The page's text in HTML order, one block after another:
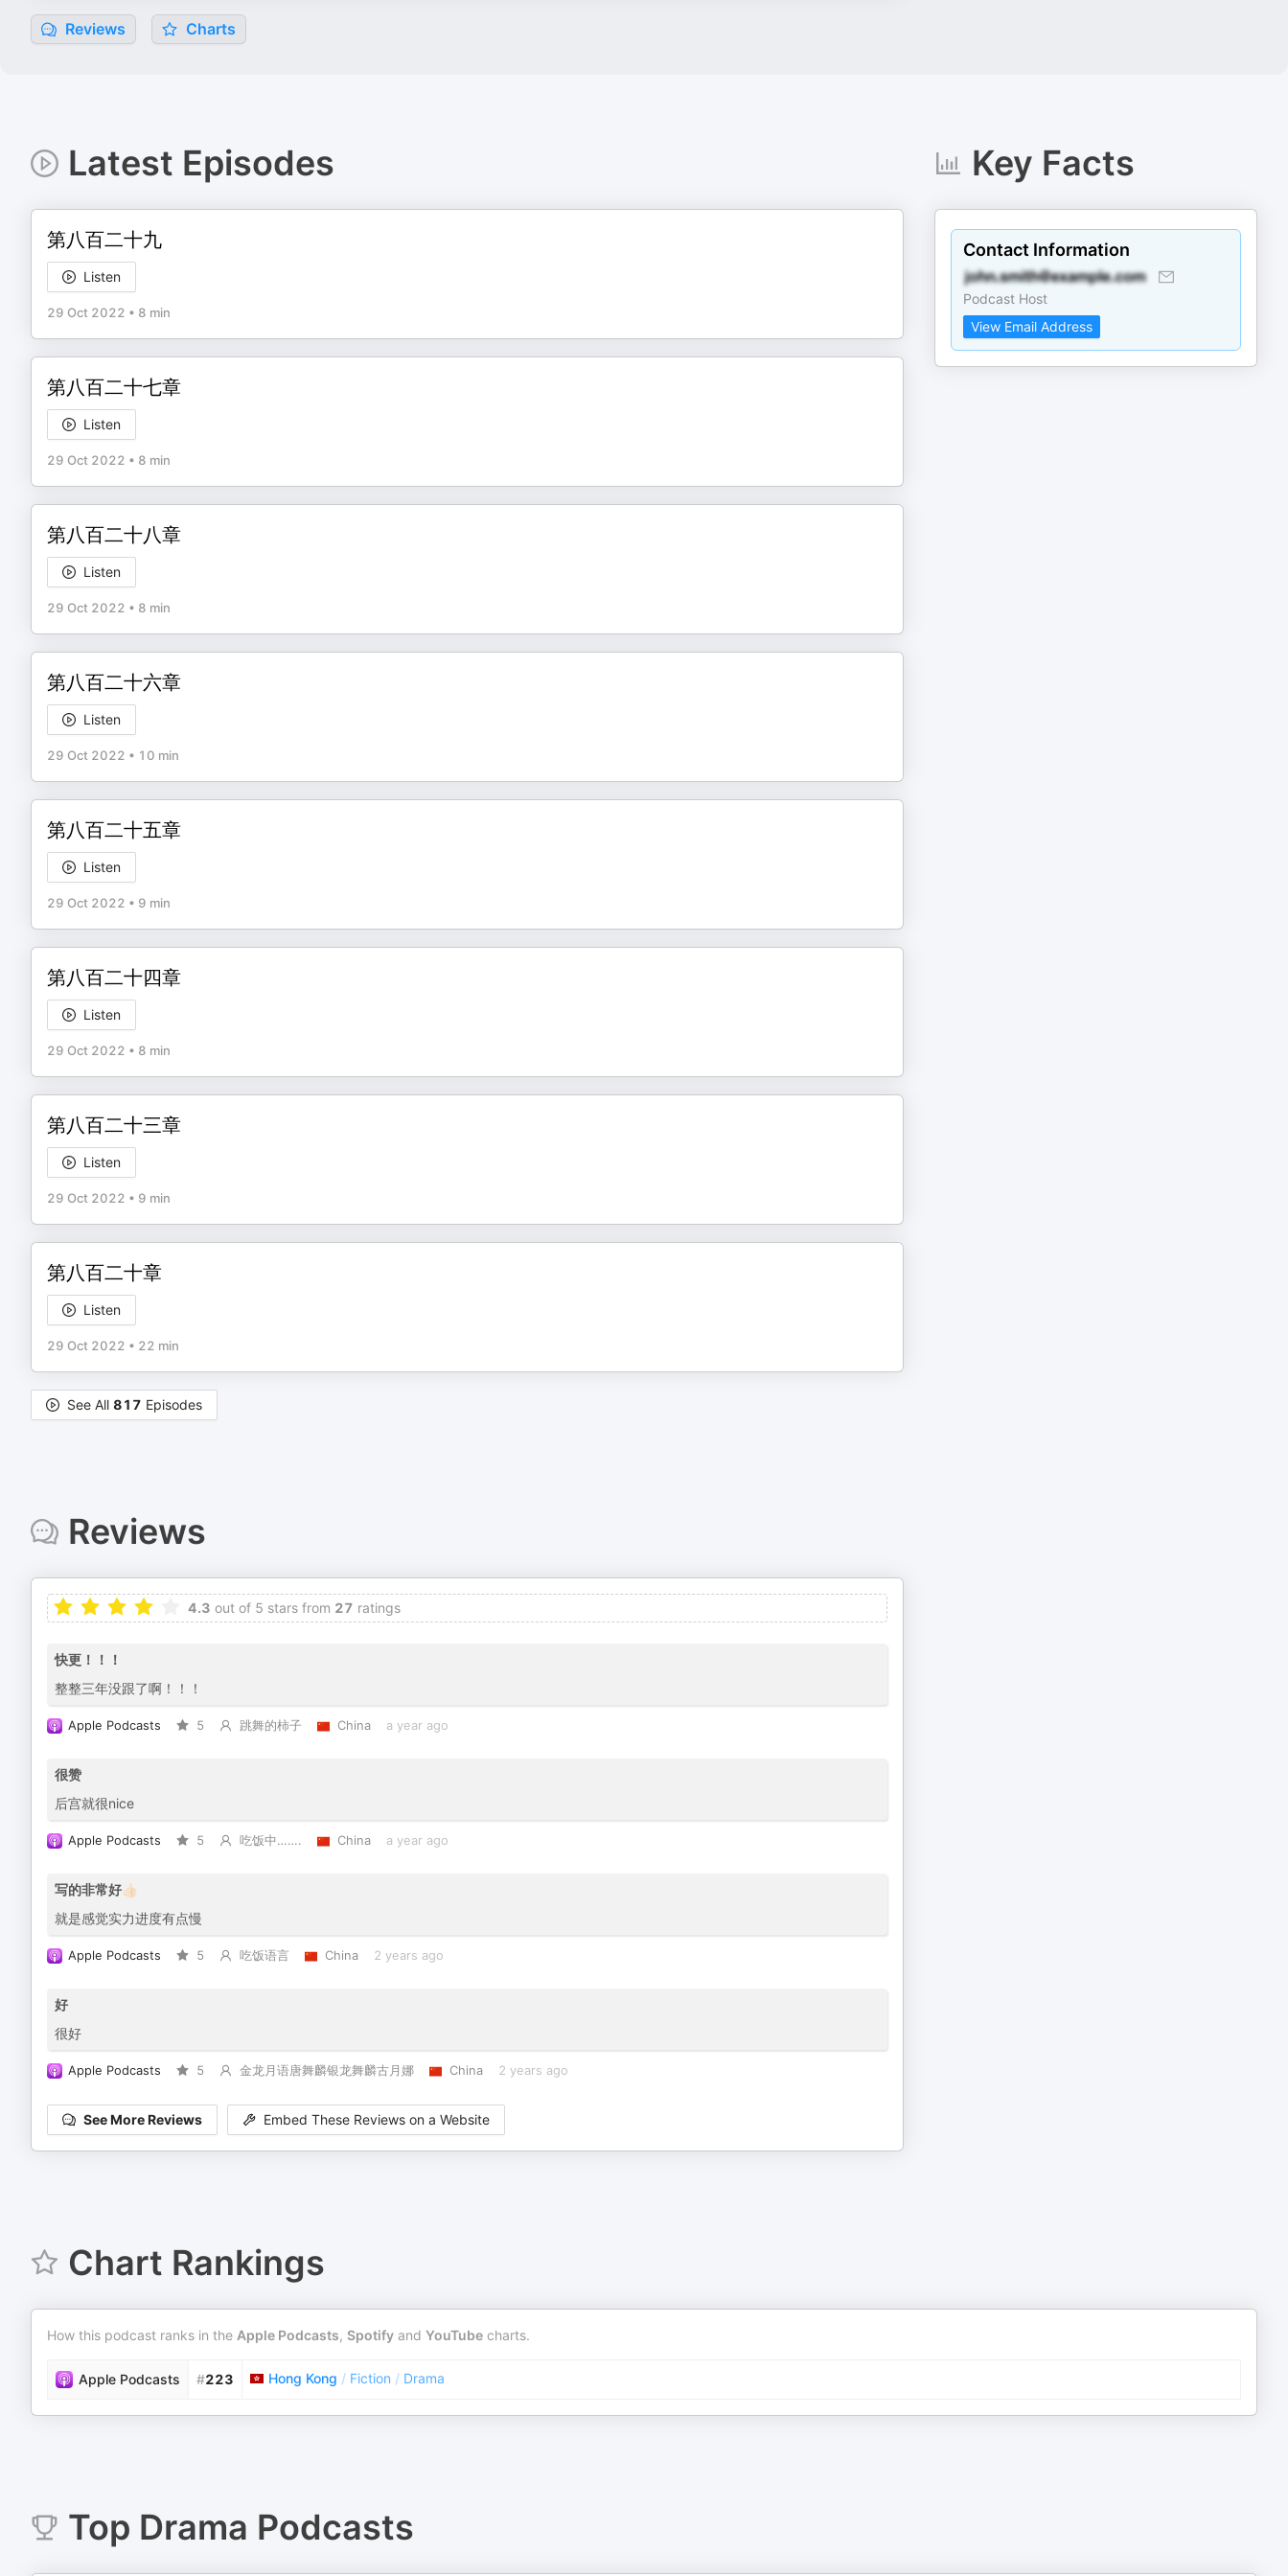
Reviews Charts
Latest Episodes
第八百二十九
Listen
29 Oct 2022 • 8 min
第八百二十七章
Listen
29 Oct 2022 • 8 min
第八百二十八章
Listen
29 Oct 2022 • 8 min
第八百二十六章
Listen
29 Oct 2022 • 10 min
第八百二十五章
Listen
29 Oct 2022 • 9 min
第八百二十四章
Listen
29 Oct 2022 • 8 min
第八百二十三章
Listen
29 Oct 2022 • 9 min
第八百二十章
Listen
29 Oct 2022 • 22 min
See All 817 Episodes
Key Facts
Contact Information
Podcast Host
View Email Address
Reviews
4.3 out of 5 stars from 27 ratings
快更！！！
整整三年没跟了啊！！！
Apple Podcasts 5 跳舞的柿子 China a year ago
很赞
后宫就很nice
Apple Podcasts 5 吃饭中……. China a year ago
写的非常好👍🏻
就是感觉实力进度有点慢
Apple Podcasts 5 吃饭语言 China 2 years ago
好
很好
Apple Podcasts 5 金龙月语唐舞麟银龙舞麟古月娜 China 2 years ago
See More Reviews Embed These Reviews on a Website
Chart Rankings
How this podcast ranks in the Apple Podcasts, Spotify and YouTube charts.
Apple Podcasts #223 Hong Kong / Fiction / Drama
Top Drama Podcasts